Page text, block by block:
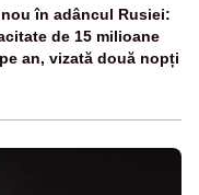
în adâncul Rusiei:
de 15 milioane
an, vizată două nopți